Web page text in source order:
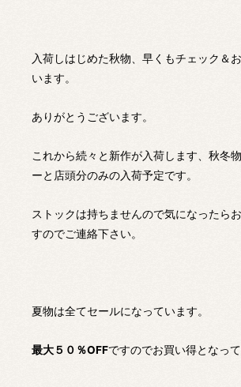
入荷しはじめた秋物、早くもチェック＆
います。
ありがとうございます。
これから続々と新作が入荷します、秋冬
ーと店頭分のみの入荷予定です。
ストックは持ちませんので気になったら
すのでご連絡下さい。
夏物は全てセールになっています。
最大５０％OFFですのでお買い得となって